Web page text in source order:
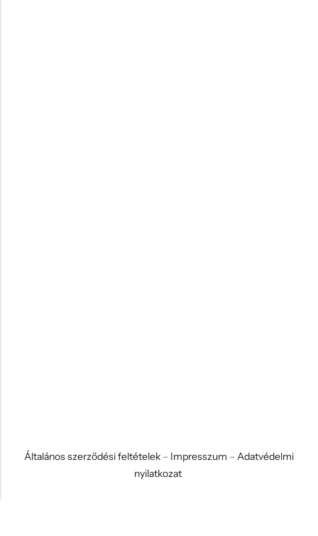
Általános szerződési feltételek – Impresszum – Adatvédelmi
nyilatkozat